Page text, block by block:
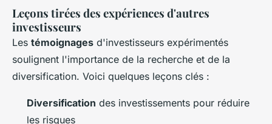
Leçons tirées des expériences d'autres
investisseurs
Les témoignages d'investisseurs expérimentés
soulignent l'importance de la recherche et de la
diversification. Voici quelques leçons clés :
Diversification des investissements pour réduire
les risques